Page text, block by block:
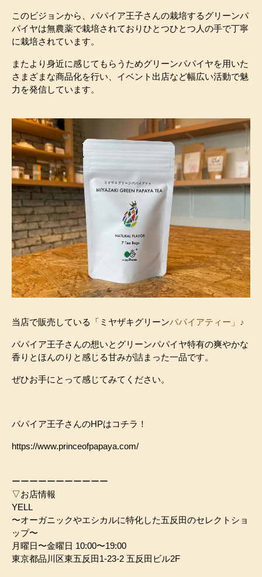
このビジョンから、パパイア王子さんの栽培するグリーンパ
パイヤは無農薬で栽培されておりひとつひとつ人の手で丁寧
に栽培されています。
またより身近に感じてもらうためグリーンパパイヤを用いた
さまざまな商品化を行い、イベント出店など幅広い活動で魅
力を発信しています。
当店で販売している「ミヤザキグリーンパパイアティー」♪
パパイア王子さんの想いとグリーンパパイヤ特有の爽やかな
香りとほんのりと感じる甘みが詰まった一品です。
ぜひお手にとって感じてみてください。
パパイア王子さんのHPはコチラ！
https://www.princeofpapaya.com/
ーーーーーーーーーーー
▽お店情報
YELL
〜オーガニックやエシカルに特化した五反田のセレクトショ
ップ〜
月曜日〜金曜日 10:00〜19:00
東京都品川区東五反田1-23-2 五反田ビル2F